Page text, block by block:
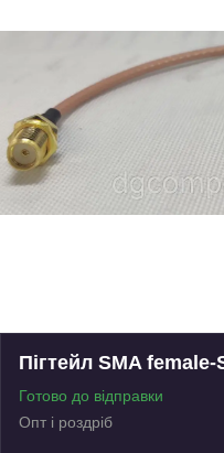
Пігтейл SMA
Готово до відправки
Опт і роздріб